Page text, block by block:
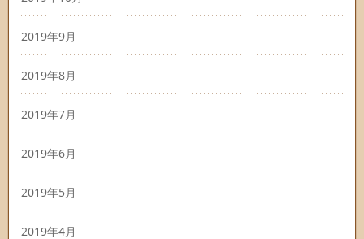
2019年9月
2019年8月
2019年7月
2019年6月
2019年5月
2019年4月